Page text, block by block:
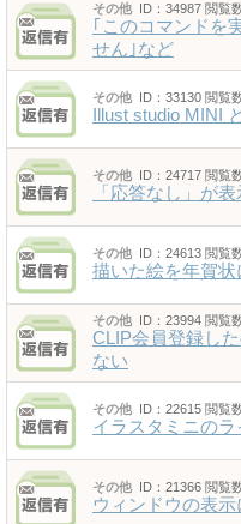
その他 ID：34987 閲覧
｢このコマンドを
せん｣など
その他 ID：33130 閲覧
Illust studio MINI
その他 ID：24717 閲覧
「応答なし」が
その他 ID：24613 閲覧
描いた絵を年賀
その他 ID：23994 閲覧
CLIP会員登録し
ない
その他 ID：22615 閲覧
イラスタミニの
その他 ID：21366 閲覧
ウィンドウの表